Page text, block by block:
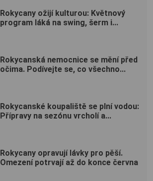
Rokycany ožijí kulturou: Květnový
program láká na swing, šerm i...
Rokycanská nemocnice se mění před
očima. Podívejte se, co všechno...
Rokycanské koupaliště se plní vodou:
Přípravy na sezónu vrcholí a...
Rokycany opravují lávky pro pěší.
Omezení potrvají až do konce června